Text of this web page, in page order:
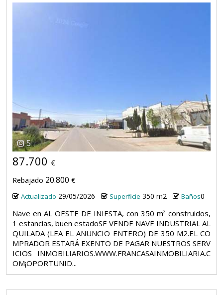
5
87.700 €
Rebajado 20.800 €
Actualizado 29/05/2026 Superficie 350 m2 Baños0
Nave en AL OESTE DE INIESTA, con 350 m² construidos,
1 estancias, buen estadoSE VENDE NAVE INDUSTRIAL AL
QUILADA (LEA EL ANUNCIO ENTERO) DE 350 M2.EL CO
MPRADOR ESTARÁ EXENTO DE PAGAR NUESTROS SERV
ICIOS INMOBILIARIOS.WWW.FRANCASAINMOBILIARIA.C
OM¡OPORTUNID...